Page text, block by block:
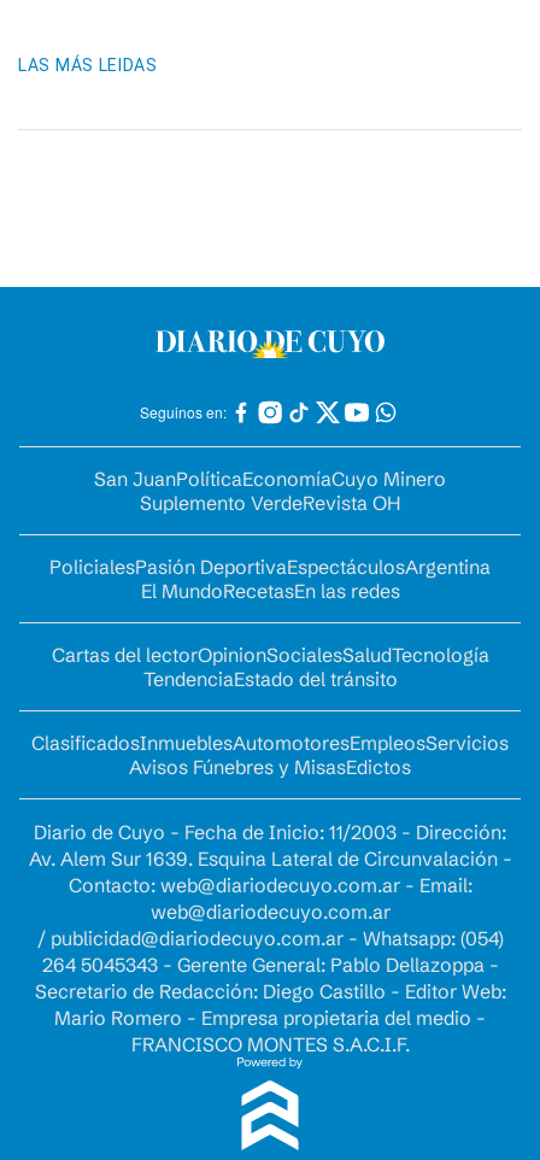
LAS MÁS LEIDAS
Seguinos en:
San JuanPolíticaEconomíaCuyo Minero
Suplemento VerdeRevista OH
PolicialesPasión DeportivaEspectáculosArgentina
El MundoRecetasEn las redes
Cartas del lectorOpinionSocialesSaludTecnología
TendenciaEstado del tránsito
ClasificadosInmueblesAutomotoresEmpleosServicios
Avisos Fúnebres y MisasEdictos
Diario de Cuyo - Fecha de Inicio: 11/2003 - Dirección:
Av. Alem Sur 1639. Esquina Lateral de Circunvalación -
Contacto: web@diariodecuyo.com.ar- Email:
web@diariodecuyo.com.ar
/ publicidad@diariodecuyo.com.ar- Whatsapp: (054)
264 5045343 - Gerente General: Pablo Dellazoppa -
Secretario de Redacción: Diego Castillo - Editor Web:
Mario Romero - Empresa propietaria del medio -
FRANCISCO MONTES S.A.C.I.F.